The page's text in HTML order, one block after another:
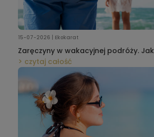
15-07-2026 | Ekokarat
Zaręczyny w wakacyjnej podróży.
przewieźć pierścionek w bagażu
zepsuć niespodzianki?
czytaj całość